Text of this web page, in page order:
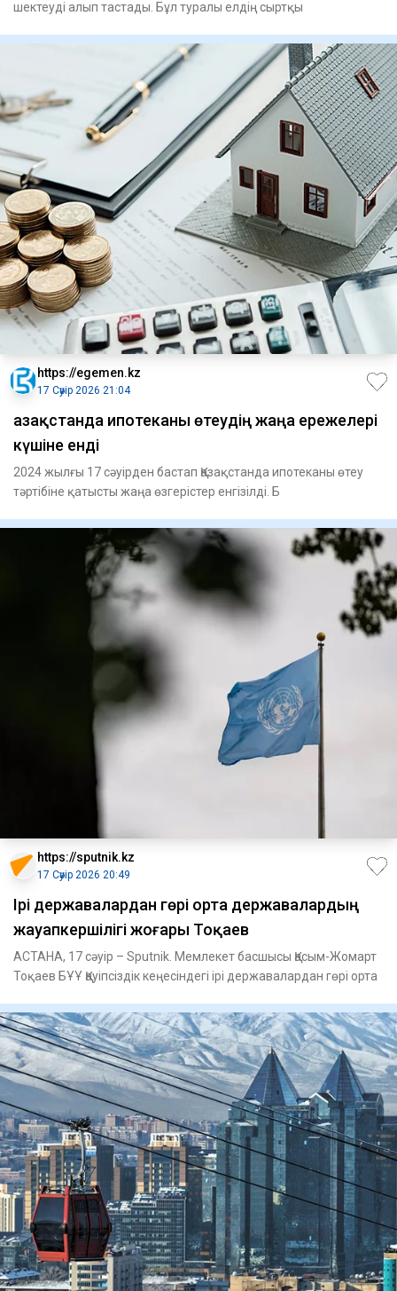
шектеуді алып тастады. Бұл туралы елдің сыртқы
https://egemen.kz
17 Сәуір 2026 21:04
Қазақстанда ипотеканы өтеудің жаңа ережелері
күшіне енді
2024 жылғы 17 сәуірден бастап Қазақстанда ипотеканы өтеу
тәртібіне қатысты жаңа өзгерістер енгізілді. Б
https://sputnik.kz
17 Сәуір 2026 20:49
Ірі державалардан гөрі орта державалардың
жауапкершілігі жоғары Тоқаев
АСТАНА, 17 сәуір – Sputnik. Мемлекет басшысы Қасым-Жомарт
Тоқаев БҰҰ Қауіпсіздік кеңесіндегі ірі державалардан гөрі орта